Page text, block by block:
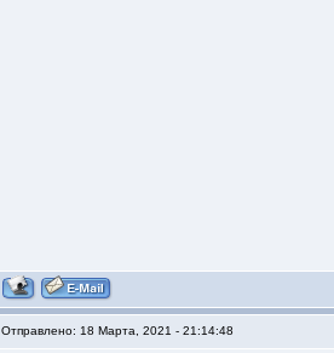
Отправлено: 18 Марта, 2021 - 21:14:48